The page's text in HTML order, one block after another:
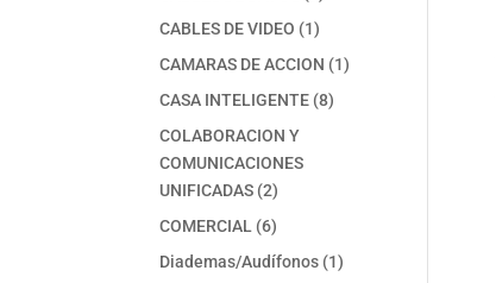
CABLES DE VIDEO 11
producto
CAMARAS DE ACCION 11
CASA INTELIGENTE 88
COLABORACION Y
COMUNICACIONES
UNIFICADAS 22
productos
COMERCIAL 66
productos
Diademas/Audífonos 11